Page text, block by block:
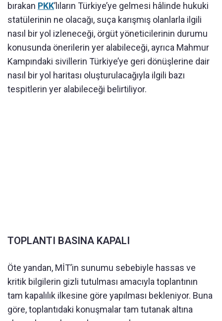
bırakan PKK’lıların Türkiye’ye gelmesi hâlinde hukuki
statülerinin ne olacağı, suça karışmış olanlarla ilgili
nasıl bir yol izleneceği, örgüt yöneticilerinin durumu
konusunda önerilerin yer alabileceği, ayrıca Mahmur
Kampındaki sivillerin Türkiye’ye geri dönüşlerine dair
nasıl bir yol haritası oluşturulacağıyla ilgili bazı
tespitlerin yer alabileceği belirtiliyor.
TOPLANTI BASINA KAPALI
Öte yandan, MİT’in sunumu sebebiyle hassas ve
kritik bilgilerin gizli tutulması amacıyla toplantının
tam kapalılık ilkesine göre yapılması bekleniyor. Buna
göre, toplantıdaki konuşmalar tam tutanak altına